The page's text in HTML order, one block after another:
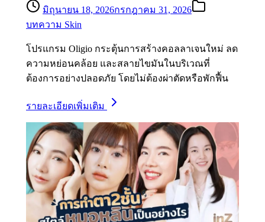
มิถุนายน 18, 2026กรกฎาคม 31, 2026
บทความ Skin
โปรแกรม Oligio กระตุ้นการสร้างคอลลาเจนใหม่ ลด
ความหย่อนคล้อย และสลายไขมันในบริเวณที่
ต้องการอย่างปลอดภัย โดยไม่ต้องผ่าตัดหรือพักฟื้น
รายละเอียดเพิ่มเติม